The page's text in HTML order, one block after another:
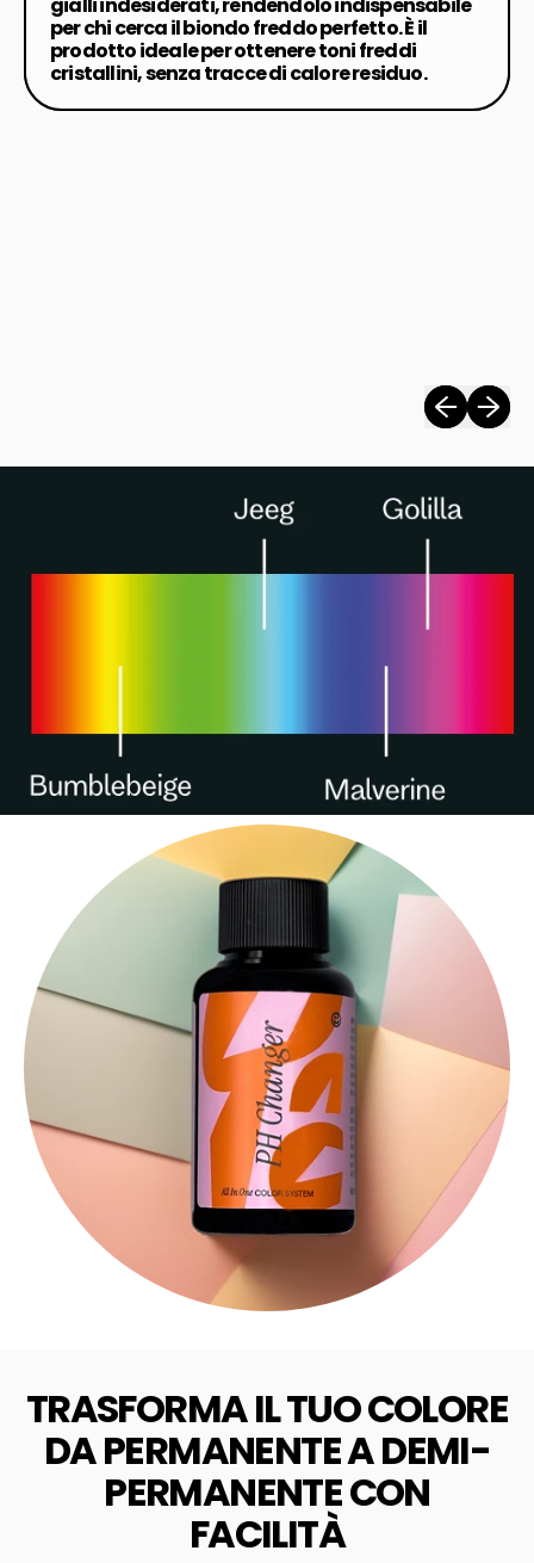
per chi cerca il biondo freddo perfetto. È il
prodotto ideale per ottenere toni freddi
cristallini, senza tracce di calore residuo.
TRASFORMA IL TUO COLORE
DA PERMANENTE A DEMI-
PERMANENTE CON
FACILITÀ